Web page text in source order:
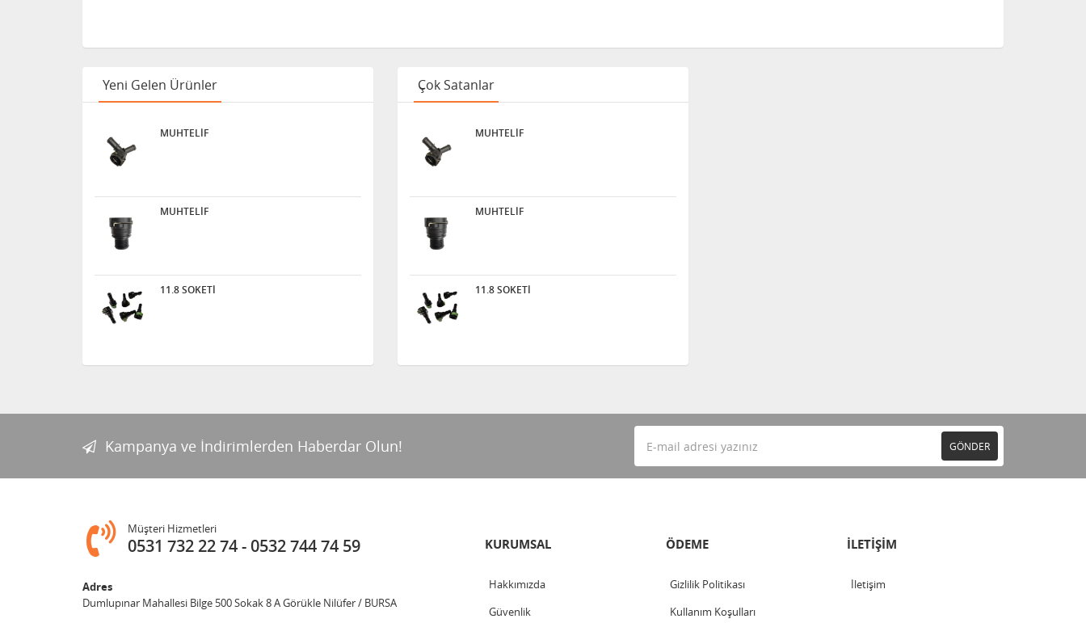
Yeni Gelen Ürünler
MUHTELİF
MUHTELİF
11.8 SOKETİ
Çok Satanlar
MUHTELİF
MUHTELİF
11.8 SOKETİ
Kampanya ve İndirimlerden Haberdar Olun! GÖNDER
Müşteri Hizmetleri
0531 732 22 74 0532 744 74 59
Adres
Dumlupınar Mahallesi Bilge 500 Sokak 8 A Görükle Nilüfer / BURSA
KURUMSAL
Hakkımızda
Güvenlik
ÖDEME
Gizlilik Politikası
Kullanım Koşulları
İLETİŞİM
İletişim